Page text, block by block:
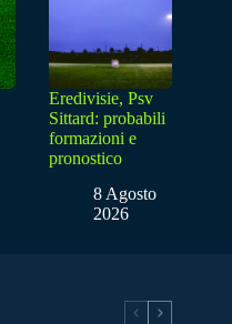
Eredivisie, Psv
Sittard: probabili
formazioni e
pronostico
8 Agosto
2026